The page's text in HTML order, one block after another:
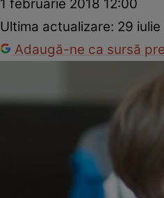
1 februarie 2018 12:00
Ultima actualizare: 29
Adaugă-ne ca sursă